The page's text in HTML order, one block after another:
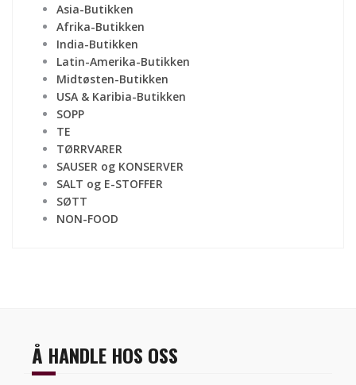
Asia-Butikken
Afrika-Butikken
India-Butikken
Latin-Amerika-Butikken
Midtøsten-Butikken
USA & Karibia-Butikken
SOPP
TE
TØRRVARER
SAUSER og KONSERVER
SALT og E-STOFFER
SØTT
NON-FOOD
Å HANDLE HOS OSS